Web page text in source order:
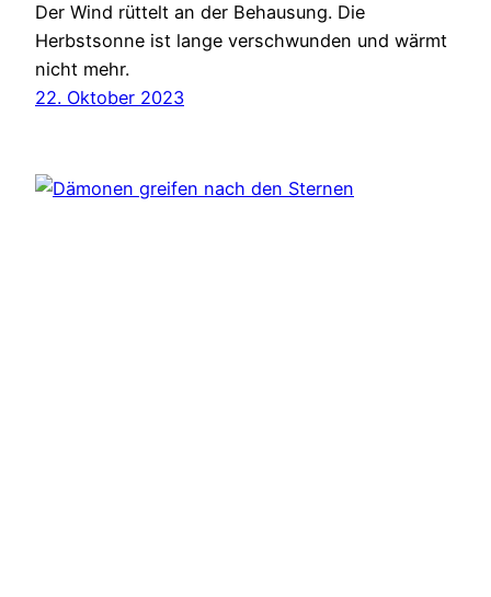
Der Wind rüttelt an der Behausung. Die
Herbstsonne ist lange verschwunden und wärmt
nicht mehr.
22. Oktober 2023